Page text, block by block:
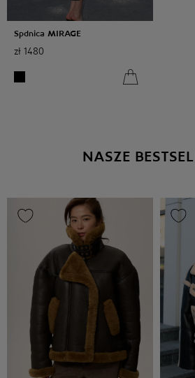
Spdnica MIRAGE
zł 1480
NASZE